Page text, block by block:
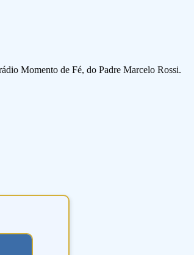
Momento de Fé, do Padre Marcelo Rossi.